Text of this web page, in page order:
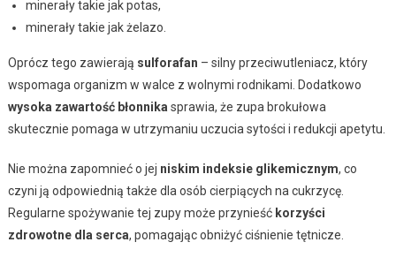
minerały takie jak potas,
minerały takie jak żelazo.
Oprócz tego zawierają sulforafan – silny przeciwutleniacz, który
wspomaga organizm w walce z wolnymi rodnikami. Dodatkowo
wysoka zawartość błonnika sprawia, że zupa brokułowa
skutecznie pomaga w utrzymaniu uczucia sytości i redukcji apetytu.
Nie można zapomnieć o jej niskim indeksie glikemicznym, co
czyni ją odpowiednią także dla osób cierpiących na cukrzycę.
Regularne spożywanie tej zupy może przynieść korzyści
zdrowotne dla serca, pomagając obniżyć ciśnienie tętnicze.